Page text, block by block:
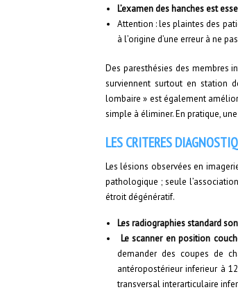
L’examen des hanches est
Attention : les plaintes des
à l’origine d’une erreur à ne
Des paresthésies des membres
surviennent surtout en station
lombaire » est également
simple à éliminer. En pratique,
LES CRITERES
Les lésions observées en
pathologique ; seule
étroit dégénératif.
Les radiographies standard
Le scanner en position
demander des coupes de
antéropostérieur inferieur à
transversal interarticulaire